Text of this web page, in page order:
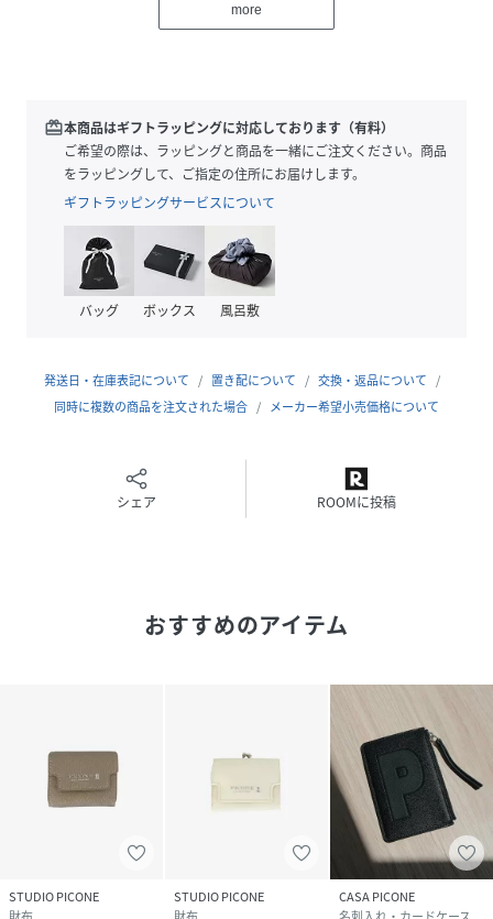
品番
MB1124_S210203
S210203-190-00 MB1124
more
redeem本商品はギフトラッピングに対応しております（有料）
ご希望の際は、ラッピングと商品を一緒にご注文ください。商品
をラッピングして、ご指定の住所にお届けします。
ギフトラッピングサービスについて
バッグ ボックス 風呂敷
発送日・在庫表記について 置き配について
交換・返品について
同時に複数の商品を注文された場合
メーカー希望小売価格について
シェア ROOMに投稿
おすすめのアイテム
STUDIO PICONE
STUDIO PICONE
CASA PICONE